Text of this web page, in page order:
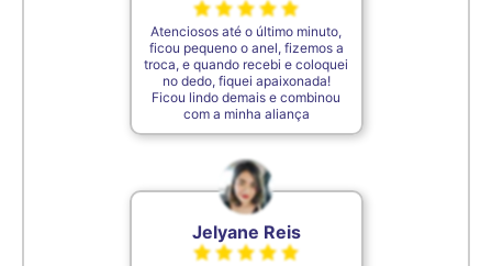
7,1cm 31
Atenciosos até o último minuto,
ficou pequeno o anel, fizemos a
troca, e quando recebi e coloquei
no dedo, fiquei apaixonada!
Ficou lindo demais e combinou
com a minha aliança
Jelyane Reis